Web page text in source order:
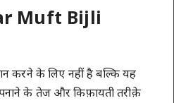
Muft Bijli
करने के लिए नहीं है बल्कि यह
के तेज और किफ़ायती तरीक़े